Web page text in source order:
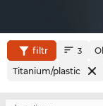
filtr 3
Titanium/plastic